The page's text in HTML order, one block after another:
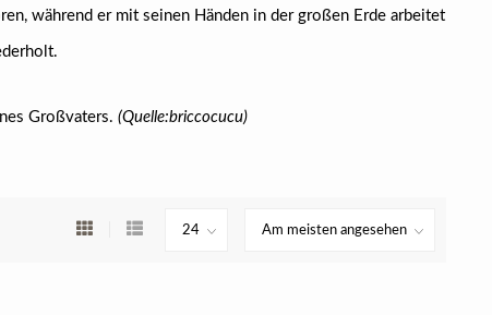
während er mit seinen Händen in der großen Erde arbeitet
Großvaters. (Quelle:briccocucu)